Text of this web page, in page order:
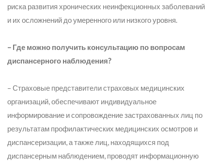
риска развития хронических неинфекционных заболеваний
и их осложнений до умеренного или низкого уровня.
– Где можно получить консультацию по вопросам
диспансерного наблюдения?
– Страховые представители страховых медицинских
организаций, обеспечивают индивидуальное
информирование и сопровождение застрахованных лиц по
результатам профилактических медицинских осмотров и
диспансеризации, а также лиц, находящихся под
диспансерным наблюдением, проводят информационную